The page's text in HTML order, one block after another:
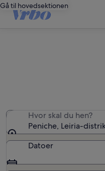
Gå til hovedsektionen
Hvor skal du hen?
Peniche, Leiria-
Datoer